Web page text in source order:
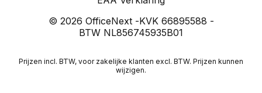
© 2026 OfficeNext -KVK 66895588 -
BTW NL856745935B01
Prijzen incl. BTW, voor zakelijke klanten excl. BTW. Prijzen kunnen
wijzigen.